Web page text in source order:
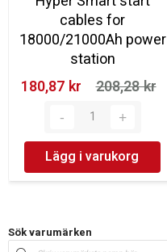
cables for
18000/21000Ah power
station
180,87 kr‎
208,28 kr‎
Lägg i varukorg
Sök varumärken